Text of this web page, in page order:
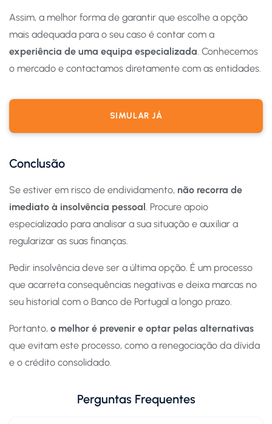
Assim, a melhor forma de garantir que escolhe a opção
mais adequada para o seu caso é contar com a
experiência de uma equipa especializada. Conhecemos
o mercado e contactamos diretamente com as entidades.
SIMULAR JÁ
Conclusão
Se estiver em risco de endividamento, não recorra de
imediato à insolvência pessoal. Procure apoio
especializado para analisar a sua situação e auxiliar a
regularizar as suas finanças.
Pedir insolvência deve ser a última opção. É um processo
que acarreta consequências negativas e deixa marcas no
seu historial com o Banco de Portugal a longo prazo.
Portanto, o melhor é prevenir e optar pelas alternativas
que evitam este processo, como a renegociação da dívida
e o crédito consolidado.
Perguntas Frequentes